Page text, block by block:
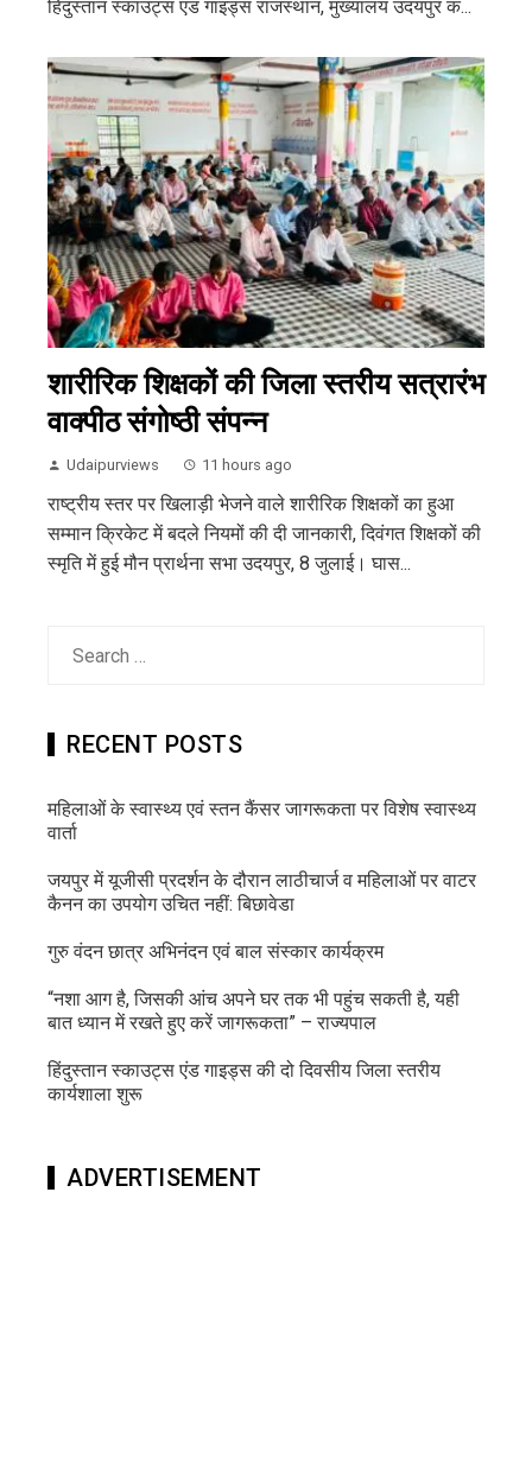
हिंदुस्तान स्काउट्स एंड गाइड्स राजस्थान, मुख्यालय उदयपुर क...
शारीरिक शिक्षकों की जिला स्तरीय सत्रारंभ
वाक्पीठ संगोष्ठी संपन्न
Udaipurviews 11 hours ago
राष्ट्रीय स्तर पर खिलाड़ी भेजने वाले शारीरिक शिक्षकों का हुआ
सम्मान क्रिकेट में बदले नियमों की दी जानकारी, दिवंगत शिक्षकों की
स्मृति में हुई मौन प्रार्थना सभा उदयपुर, 8 जुलाई। घास...
RECENT POSTS
महिलाओं के स्वास्थ्य एवं स्तन कैंसर जागरूकता पर विशेष स्वास्थ्य
वार्ता
जयपुर में यूजीसी प्रदर्शन के दौरान लाठीचार्ज व महिलाओं पर वाटर
कैनन का उपयोग उचित नहीं: बिछावेडा
गुरु वंदन छात्र अभिनंदन एवं बाल संस्कार कार्यक्रम
“नशा आग है, जिसकी आंच अपने घर तक भी पहुंच सकती है, यही
बात ध्यान में रखते हुए करें जागरूकता” – राज्यपाल
हिंदुस्तान स्काउट्स एंड गाइड्स की दो दिवसीय जिला स्तरीय
कार्यशाला शुरू
ADVERTISEMENT